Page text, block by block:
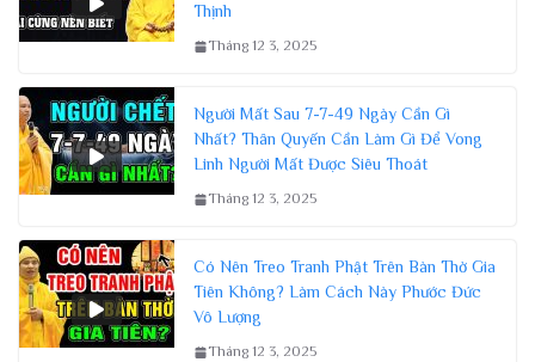
Thịnh
Tháng 12 3, 2025
Người Mất Sau 7-7-49 Ngày Cần Gì
Nhất? Thân Quyến Cần Làm Gì Để Vong
Linh Người Mất Được Siêu Thoát
Tháng 12 3, 2025
Có Nên Treo Tranh Phật Trên Bàn Thờ Gia
Tiên Không? Làm Cách Này Phước Đức
Vô Lượng
Tháng 12 3, 2025